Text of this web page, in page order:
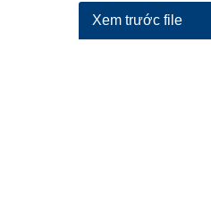
Xem trước file